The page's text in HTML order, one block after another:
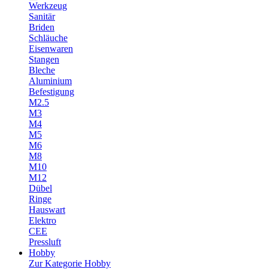
Werkzeug
Sanitär
Briden
Schläuche
Eisenwaren
Stangen
Bleche
Aluminium
Befestigung
M2.5
M3
M4
M5
M6
M8
M10
M12
Dübel
Ringe
Hauswart
Elektro
CEE
Pressluft
Hobby
Zur Kategorie Hobby